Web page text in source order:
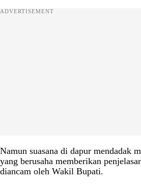
ADVERTISEMENT
Namun suasana di dapur mendadak
yang berusaha memberikan
diancam oleh Wakil Bupati.